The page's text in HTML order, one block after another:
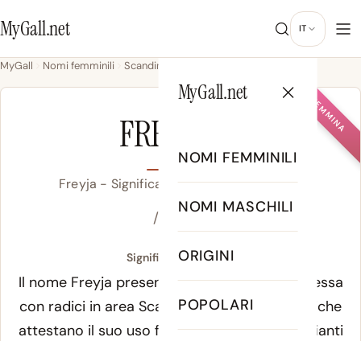
MyGall.net IT
MyGall.net
NOMI FEMMINILI
NOMI MASCHILI
ORIGINI
POPOLARI
MyGall Nomi femminili Scandinavo
FEMMINA
FREYJA
Freyja - Significato, Origine & Popolarità
/ˈfreiː.ja/
Significato di Freyja:
Il nome Freyja presenta un'etimologia complessa
con radici in area Scandinavian. Le fonti storiche
attestano il suo uso fin dall'antichità, con varianti